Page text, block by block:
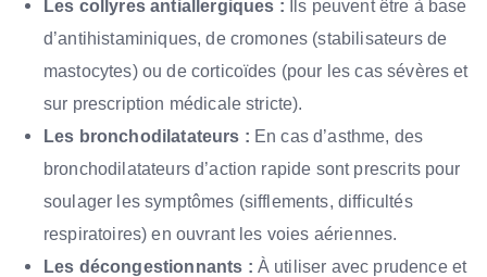
Les collyres antiallergiques : Ils peuvent être à base
d’antihistaminiques, de cromones (stabilisateurs de
mastocytes) ou de corticoïdes (pour les cas sévères et
sur prescription médicale stricte).
Les bronchodilatateurs : En cas d’asthme, des
bronchodilatateurs d’action rapide sont prescrits pour
soulager les symptômes (sifflements, difficultés
respiratoires) en ouvrant les voies aériennes.
Les décongestionnants : À utiliser avec prudence et